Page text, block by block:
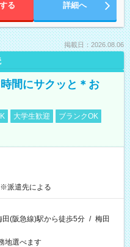
る 詳細へ
掲載日：2026.08.06
間にサクッと＊お
大学生歓迎
ブランクOK
派遣先による
田(阪急線)駅から徒歩5分 / 梅田
地選べます